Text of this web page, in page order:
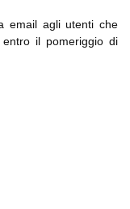
email agli utenti che
il pomeriggio di